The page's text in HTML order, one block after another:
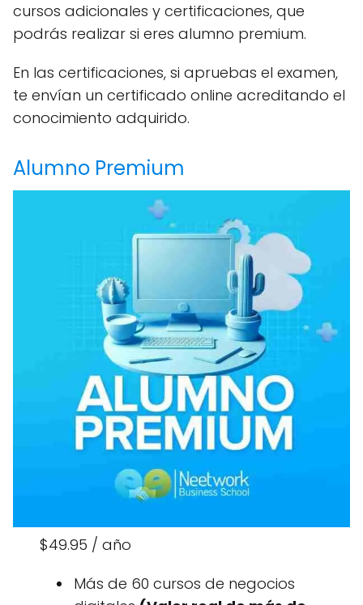
cursos adicionales y certificaciones, que
podrás realizar si eres alumno premium.
En las certificaciones, si apruebas el examen,
te envían un certificado online acreditando el
conocimiento adquirido.
Alumno Premium
$49.95 / año
Más de 60 cursos de negocios